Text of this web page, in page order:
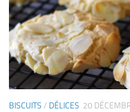
BISCUITS / DÉLICES 20